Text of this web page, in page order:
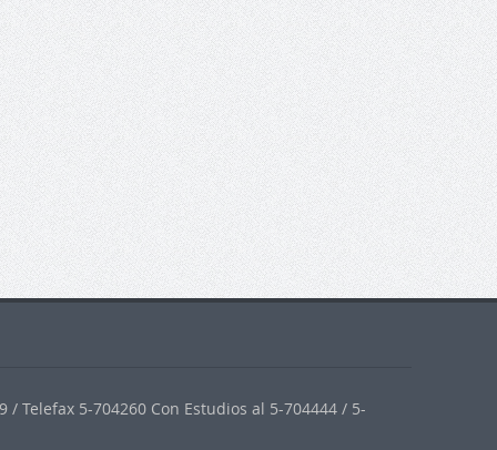
Telefax 5-704260 Con Estudios al 5-704444 / 5-